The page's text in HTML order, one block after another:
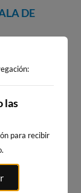
DE
las
para recibir